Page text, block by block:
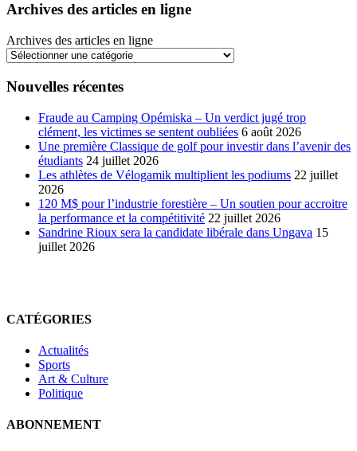
Archives des articles en ligne
Archives des articles en ligne
Nouvelles récentes
Fraude au Camping Opémiska – Un verdict jugé trop
clément, les victimes se sentent oubliées 6 août 2026
Une première Classique de golf pour investir dans l’avenir des
étudiants 24 juillet 2026
Les athlètes de Vélogamik multiplient les podiums 22 juillet
2026
120 M$ pour l’industrie forestière – Un soutien pour accroitre
la performance et la compétitivité 22 juillet 2026
Sandrine Rioux sera la candidate libérale dans Ungava 15
juillet 2026
CATÉGORIES
Actualités
Sports
Art & Culture
Politique
ABONNEMENT